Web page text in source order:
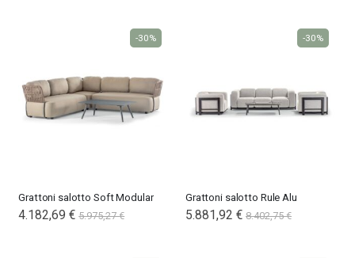
Grattoni salotto Soft Modular
4.182,69 € 5.975,27 €
-30%
Grattoni salotto Rule Alu
Special
Price
5.881,92 € 8.402,75 €
-30%